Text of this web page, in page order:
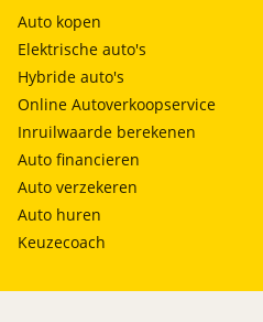
Auto kopen
Elektrische auto's
Hybride auto's
Online Autoverkoopservice
Inruilwaarde berekenen
Auto financieren
Auto verzekeren
Auto huren
Keuzecoach